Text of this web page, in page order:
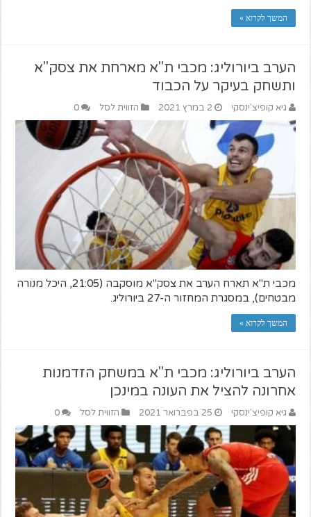
המשך לקרוא »
הערב ביורוליג: מכבי ת"א מארחת את צסק"א
ותשחק בעיקר על הכבוד
גיא קופיצ'ינסקי 2 במרץ 2021 הזווית לסל 0
מכבי ת"א תארח הערב את צסק"א מוסקבה (21:05, היכל מנורה
מבטחים), במסגרת המחזור ה-27 ביורוליג.
המשך לקרוא »
הערב ביורוליג: מכבי ת"א במשחק הזדמנות
אחרונה להציל את העונה במינכן
גיא קופיצ'ינסקי 25 בפברואר 2021 הזווית לסל 0